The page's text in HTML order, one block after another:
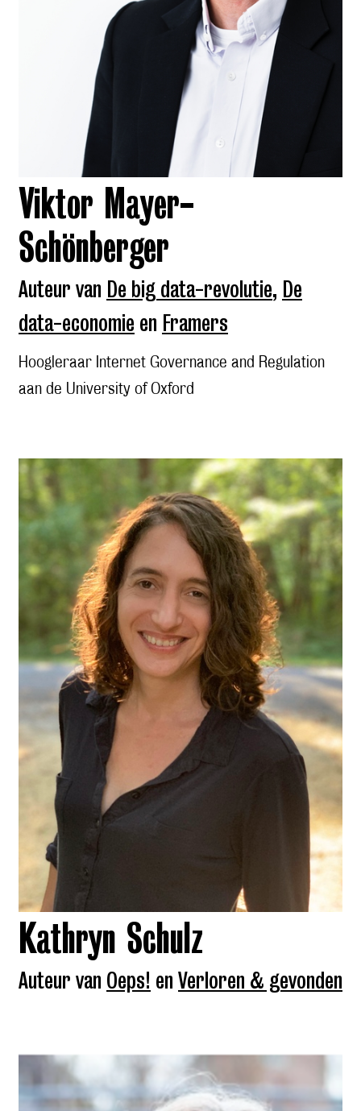
Viktor Mayer-
Schönberger
Auteur van De big data-revolutie, De
data-economie en Framers
Hoogleraar Internet Governance and Regulation
aan de University of Oxford
Kathryn Schulz
Auteur van Oeps! en Verloren & gevonden